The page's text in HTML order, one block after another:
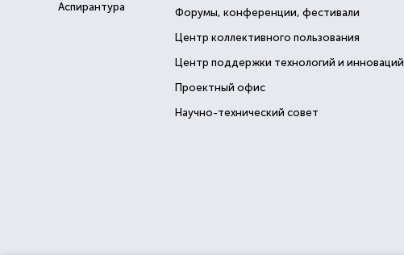
Аспирантура Форумы, конференции, фестивали
Центр коллективного пользования
Центр поддержки технологий и инноваций
Проектный офис
Научно-технический совет